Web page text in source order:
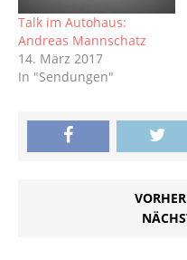
Talk im Autohaus:
Andreas Mannschatz
14. März 2017
In "Sendungen"